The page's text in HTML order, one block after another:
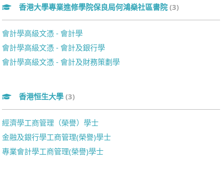
香港大學專業進修學院保良局何鴻燊社區書院 (3)
會計學高級文憑 - 會計學
會計學高級文憑 - 會計及銀行學
會計學高級文憑 - 會計及財務策劃學
香港恒生大學 (3)
經濟學工商管理（榮譽）學士
金融及銀行學工商管理(榮譽)學士
專業會計學工商管理(榮譽)學士